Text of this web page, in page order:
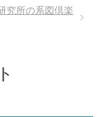
究所の系図倶楽